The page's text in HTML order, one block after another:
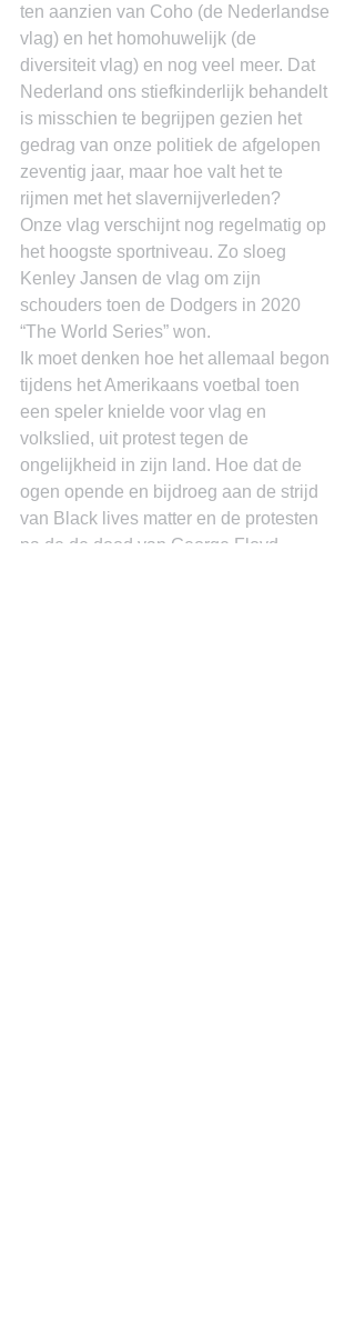
ten aanzien van Coho (de Nederlandse
vlag) en het homohuwelijk (de
diversiteit vlag) en nog veel meer. Dat
Nederland ons stiefkinderlijk behandelt
is misschien te begrijpen gezien het
gedrag van onze politiek de afgelopen
zeventig jaar, maar hoe valt het te
rijmen met het slavernijverleden?
Onze vlag verschijnt nog regelmatig op
het hoogste sportniveau. Zo sloeg
Kenley Jansen de vlag om zijn
schouders toen de Dodgers in 2020
“The World Series” won.
Ik moet denken hoe het allemaal begon
tijdens het Amerikaans voetbal toen
een speler knielde voor vlag en
volkslied, uit protest tegen de
ongelijkheid in zijn land. Hoe dat de
ogen opende en bijdroeg aan de strijd
van Black lives matter en de protesten
na de de dood van George Floyd.